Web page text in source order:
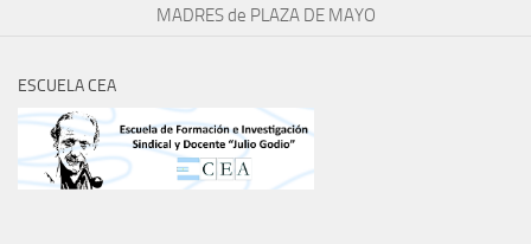
MADRES de PLAZA DE MAYO
ESCUELA CEA